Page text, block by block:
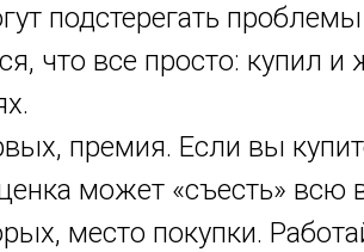
подстерегать проблемы
что все просто: купил
премия. Если вы
может «съесть»
место покупки.